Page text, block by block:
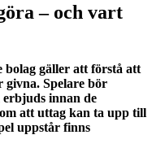
– och vart
bolag gäller att förstå att
givna. Spelare bör
innan de
att uttag kan ta upp till
uppstår finns